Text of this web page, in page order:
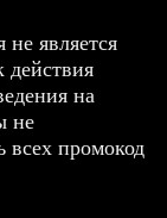
является
действия
на
не
всех промокод